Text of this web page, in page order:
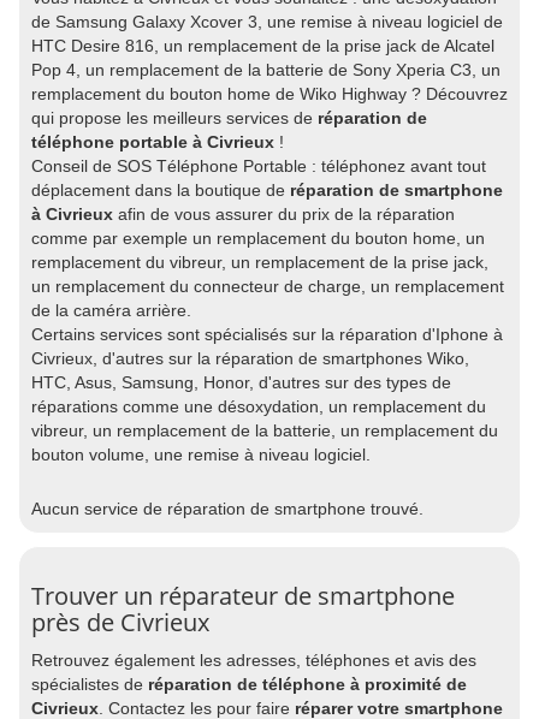
de Samsung Galaxy Xcover 3, une remise à niveau logiciel de
HTC Desire 816, un remplacement de la prise jack de Alcatel
Pop 4, un remplacement de la batterie de Sony Xperia C3, un
remplacement du bouton home de Wiko Highway ? Découvrez
qui propose les meilleurs services de réparation de
téléphone portable à Civrieux !
Conseil de SOS Téléphone Portable : téléphonez avant tout
déplacement dans la boutique de réparation de smartphone
à Civrieux afin de vous assurer du prix de la réparation
comme par exemple un remplacement du bouton home, un
remplacement du vibreur, un remplacement de la prise jack,
un remplacement du connecteur de charge, un remplacement
de la caméra arrière.
Certains services sont spécialisés sur la réparation d'Iphone à
Civrieux, d'autres sur la réparation de smartphones Wiko,
HTC, Asus, Samsung, Honor, d'autres sur des types de
réparations comme une désoxydation, un remplacement du
vibreur, un remplacement de la batterie, un remplacement du
bouton volume, une remise à niveau logiciel.
Aucun service de réparation de smartphone trouvé.
Trouver un réparateur de smartphone
près de Civrieux
Retrouvez également les adresses, téléphones et avis des
spécialistes de réparation de téléphone à proximité de
Civrieux . Contactez les pour faire réparer votre smartphone